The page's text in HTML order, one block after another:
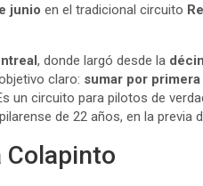
junio en el tradicional circuito
, donde largó desde la
claro: sumar por
un circuito para pilotos de
de 22 años, en la previa